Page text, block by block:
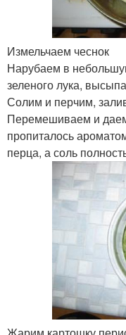
Измельчаем чеснок
Нарубаем в
зеленого лука,
Солим и перчим,
Перемешиваем и
пропиталось
перца, а соль